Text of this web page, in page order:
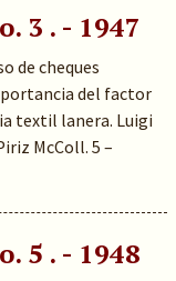
3 . - 1947
de cheques
del factor
textil lanera. Luigi
McColl. 5 –
5 . - 1948